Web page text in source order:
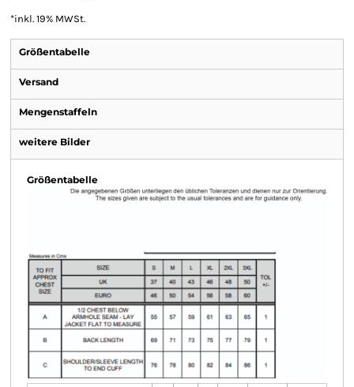
*inkl. 19% MWSt.
Größentabelle
Versand
Mengenstaffeln
weitere Bilder
Größentabelle